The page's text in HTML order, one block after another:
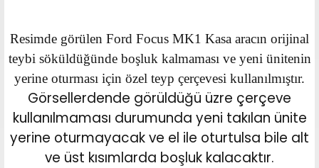
Resimde görülen Ford Focus MK1 Kasa aracın orijinal
teybi söküldüğünde boşluk kalmaması ve yeni ünitenin
yerine oturması için özel teyp çerçevesi kullanılmıştır.
Görsellerdende görüldüğü üzre çerçeve
kullanılmaması durumunda yeni takılan ünite
yerine oturmayacak ve el ile oturtulsa bile alt
ve üst kısımlarda boşluk kalacaktır.